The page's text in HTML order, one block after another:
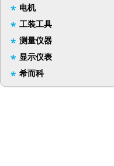
电机
工装工具
测量仪器
显示仪表
希而科